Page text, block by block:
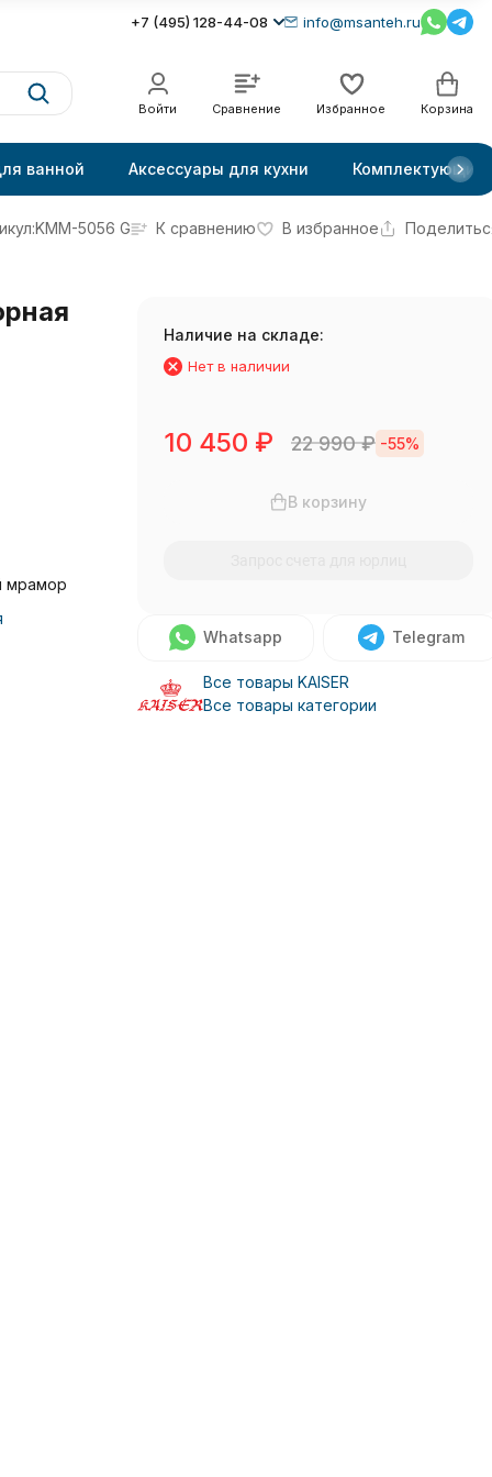
+7 (495) 128-44-08 info@msanteh.ru
Войти Сравнение Избранное Корзина
ванной Аксессуары для кухни Комплектующие
KMM-5056 G К сравнению В избранное
мрамор
Наличие на складе:
Нет в наличии
10 450 ₽ 22 990₽ -55%
В корзину
Whatsapp Telegram
Все товары KAISER
Все товары категории